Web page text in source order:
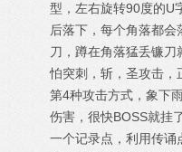
型，左右旋转90度的U
后落下，每个角落都
刀，蹲在角落猛丢镰
怕突刺，斩，圣攻击，
第4种攻击方式，象下
伤害，很快BOSS就挂
一个记录点，利用传诵